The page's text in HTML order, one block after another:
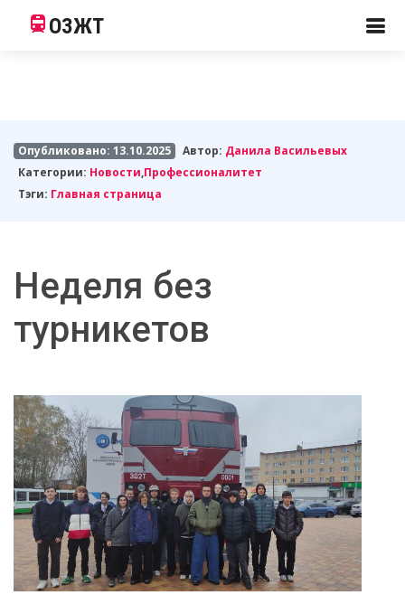
ОЗЖТ
Опубликовано: 13.10.2025 Автор: Данила Васильевых
Категории: Новости,Профессионалитет
Тэги: Главная страница
Неделя без
турникетов